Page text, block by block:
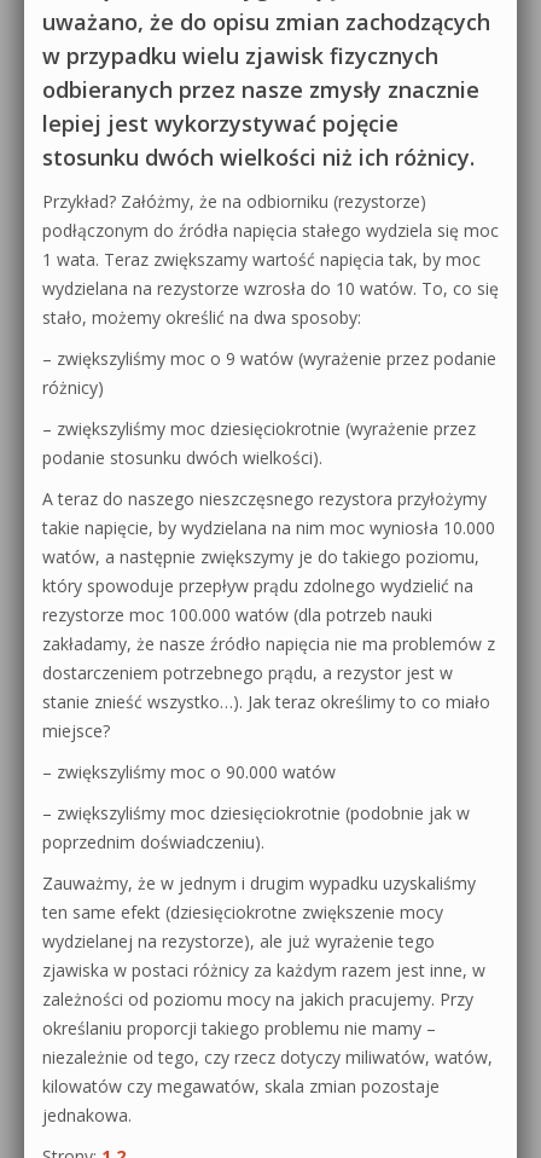
uważano, że do opisu zmian zachodzących
w przypadku wielu zjawisk fizycznych
odbieranych przez nasze zmysły znacznie
lepiej jest wykorzystywać pojęcie
stosunku dwóch wielkości niż ich różnicy.
Przykład? Załóżmy, że na odbiorniku (rezystorze)
podłączonym do źródła napięcia stałego wydziela się moc
1 wata. Teraz zwiększamy wartość napięcia tak, by moc
wydzielana na rezystorze wzrosła do 10 watów. To, co się
stało, możemy określić na dwa sposoby:
– zwiększyliśmy moc o 9 watów (wyrażenie przez podanie
różnicy)
– zwiększyliśmy moc dziesięciokrotnie (wyrażenie przez
podanie stosunku dwóch wielkości).
A teraz do naszego nieszczęsnego rezystora przyłożymy
takie napięcie, by wydzielana na nim moc wyniosła 10.000
watów, a następnie zwiększymy je do takiego poziomu,
który spowoduje przepływ prądu zdolnego wydzielić na
rezystorze moc 100.000 watów (dla potrzeb nauki
zakładamy, że nasze źródło napięcia nie ma problemów z
dostarczeniem potrzebnego prądu, a rezystor jest w
stanie znieść wszystko…). Jak teraz określimy to co miało
miejsce?
– zwiększyliśmy moc o 90.000 watów
– zwiększyliśmy moc dziesięciokrotnie (podobnie jak w
poprzednim doświadczeniu).
Zauważmy, że w jednym i drugim wypadku uzyskaliśmy
ten same efekt (dziesięciokrotne zwiększenie mocy
wydzielanej na rezystorze), ale już wyrażenie tego
zjawiska w postaci różnicy za każdym razem jest inne, w
zależności od poziomu mocy na jakich pracujemy. Przy
określaniu proporcji takiego problemu nie mamy –
niezależnie od tego, czy rzecz dotyczy miliwatów, watów,
kilowatów czy megawatów, skala zmian pozostaje
jednakowa.